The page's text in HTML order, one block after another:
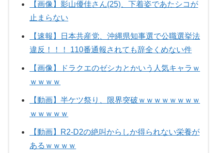
【画像】影山優佳さん(25)、下着姿であたシコが
止まらない
【速報】日本共産党、沖縄県知事選で公職選挙法
違反！！！ 110番通報されても辞全くめない件
【画像】ドラクエのゼシカとかいう人気キャラｗ
ｗｗｗｗ
【動画】半ケツ祭り、限界突破ｗｗｗｗｗｗｗｗ
ｗｗｗｗｗ
【動画】R2-D2の絶叫からしか得られない栄養が
あるｗｗｗｗ